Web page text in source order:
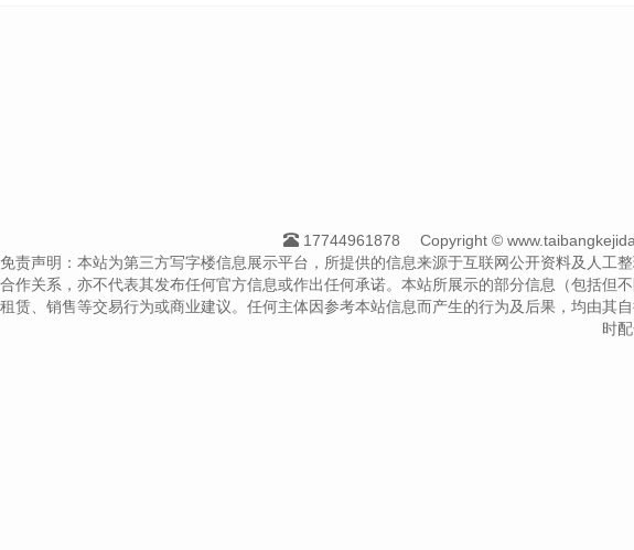
17744961878
Copyright ©
免责声明：本站为第三方写字楼信息展示平台，所提供的信息来源于互联网公开资料及人
合作关系，亦不代表其发布任何官方信息或作出任何承诺。本站所展示的部分信息（包括但
租赁、销售等交易行为或商业建议。任何主体因参考本站信息而产生的行为及后果，均由
时